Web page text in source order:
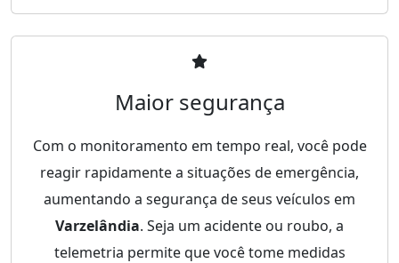
Maior segurança
Com o monitoramento em tempo real, você pode
reagir rapidamente a situações de emergência,
aumentando a segurança de seus veículos em
Varzelândia. Seja um acidente ou roubo, a
telemetria permite que você tome medidas